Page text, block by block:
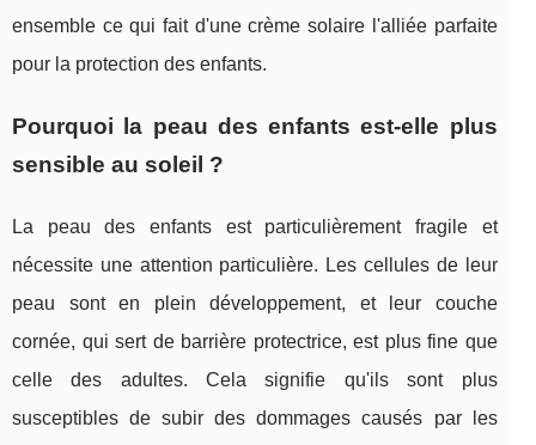
ensemble ce qui fait d'une crème solaire l'alliée parfaite
pour la protection des enfants.
Pourquoi la peau des enfants est-elle plus
sensible au soleil ?
La peau des enfants est particulièrement fragile et
nécessite une attention particulière. Les cellules de leur
peau sont en plein développement, et leur couche
cornée, qui sert de barrière protectrice, est plus fine que
celle des adultes. Cela signifie qu'ils sont plus
susceptibles de subir des dommages causés par les